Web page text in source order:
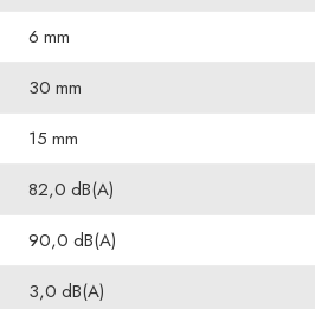
6 mm
30 mm
15 mm
82,0 dB(A)
90,0 dB(A)
3,0 dB(A)